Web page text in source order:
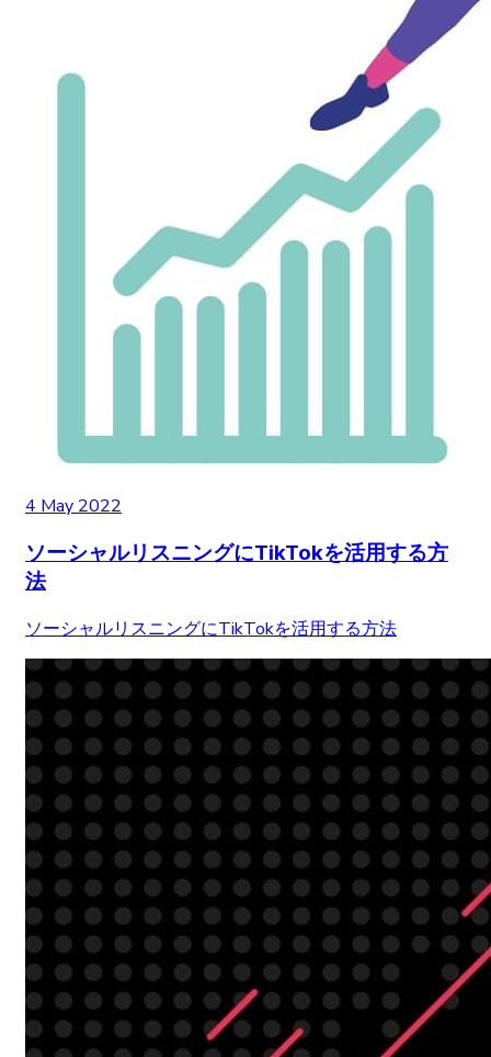
4 May 2022
ソーシャルリスニングにTikTokを活用する方
法
ソーシャルリスニングにTikTokを活用する方法